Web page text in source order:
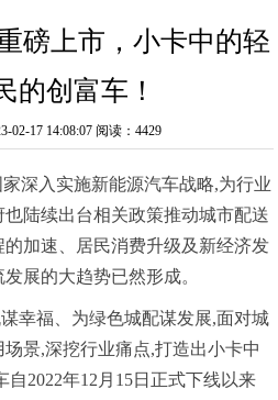
磅上市，小卡中的轻
的创富车！
02-17 14:08:07 阅读：4429
深入实施新能源汽车战略,为行业
陆续出台相关政策推动城市配送
加速、居民消费升级及新经济发
展的大趋势已然形成。
幸福、为绿色城配谋发展,面对城
景,深挖行业痛点,打造出小卡中
2022年12月15日正式下线以来